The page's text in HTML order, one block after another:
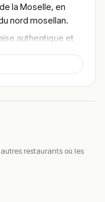
la Moselle, en
nord mosellan.
authentique et
programme :
sur la qualité de sa
de son
des serveuses
Cette dimension
restaurants où les